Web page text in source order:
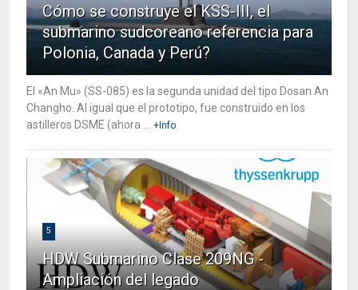
Cómo se construye el KSS-III, el
submarino sudcoreano referencia para
Polonia, Canada y Perú?
El «An Mu» (SS-085) es la segunda unidad del tipo Dosan An
Changho. Al igual que el prototipo, fue construido en los
astilleros DSME (ahora ...
+Info
5
HDW Submarino Clase 209NG -
Ampliación del legado